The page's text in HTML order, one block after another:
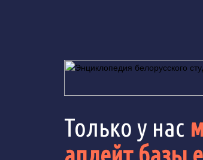
Только у нас